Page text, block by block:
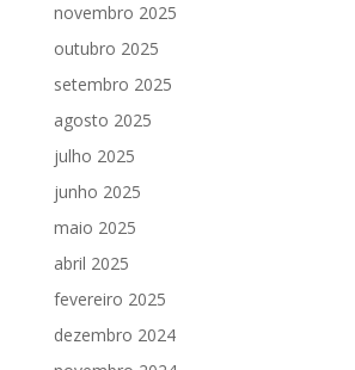
novembro 2025
outubro 2025
setembro 2025
agosto 2025
julho 2025
junho 2025
maio 2025
abril 2025
fevereiro 2025
dezembro 2024